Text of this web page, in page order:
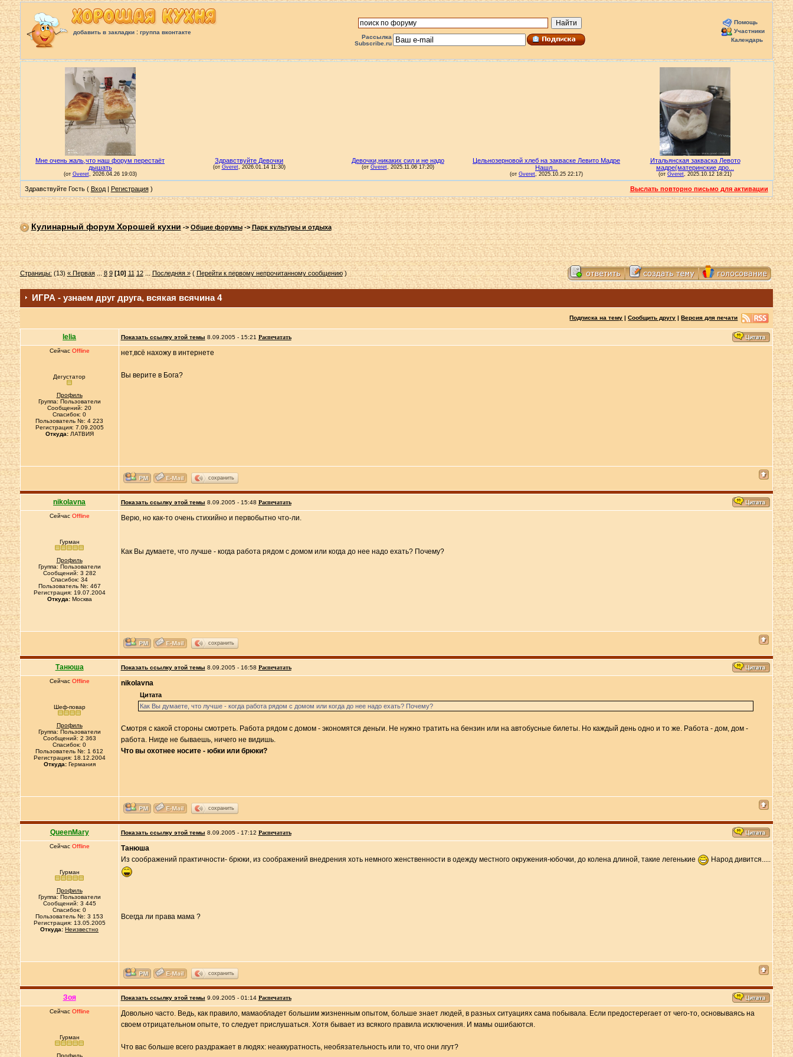
добавить в закладки: группа вконтакте
Рассылка
Subscribe.ru
Помощь
Участники
Календарь
Здравствуйте Гость ( Вход| Регистрация) Выслать повторно письмо для активации
Кулинарный форум Хорошей кухни->Общие форумы-> Парк культуры и отдыха
Страницы:(13)« Первая...8 9 [10] 11 12...Последняя »(Перейти к первому непрочитанному сообщению)
ИГРА - узнаем друг друга, всякая всячина 4
Подписка на тему |Сообщить другу |Версия для печати
lelia Показать ссылку этой темы 8.09.2005 - 15:21 Распечатать
Сейчас Offline
Дегустатор
Профиль
Группа: Пользователи
Сообщений: 20
Спасибок: 0
Пользователь №: 4 223
Регистрация: 7.09.2005
Откуда:ЛАТВИЯ
нет,всё нахожу в интернете
Вы верите в Бога?
сохранить
nikolavna Показать ссылку этой темы 8.09.2005 - 15:48 Распечатать
Сейчас Offline
Гурман
Профиль
Группа: Пользователи
Сообщений: 3 282
Спасибок: 34
Пользователь №: 467
Регистрация: 19.07.2004
Откуда:Москва
Верю, но как-то очень стихийно и первобытно что-ли.
Как Вы думаете, что лучше - когда работа рядом с домом или когда до нее надо ехать? Почему?
сохранить
Танюша Показать ссылку этой темы 8.09.2005 - 16:58 Распечатать
Сейчас Offline
Шеф-повар
Профиль
Группа: Пользователи
Сообщений: 2 363
Спасибок: 0
Пользователь №: 1 612
Регистрация: 18.12.2004
Откуда:Германия
nikolavna
Цитата
Как Вы думаете, что лучше - когда работа рядом с домом или когда до нее надо ехать? Почему?
Смотря с какой стороны смотреть. Работа рядом с домом - экономятся деньги. Не нужно тратить на бензин или на автобусные билеты. Но каждый день одно и то же. Работа - дом, дом -
работа. Нигде не бываешь, ничего не видишь.
Что вы охотнее носите - юбки или брюки?
сохранить
QueenMary Показать ссылку этой темы 8.09.2005 - 17:12 Распечатать
Сейчас Offline
Гурман
Профиль
Группа: Пользователи
Сообщений: 3 445
Спасибок: 0
Пользователь №: 3 153
Регистрация: 13.05.2005
Откуда: Неизвестно
Танюша
Из соображений практичности- брюки, из соображений внедрения хоть немного женственности в одежду местного окружения-юбочки, до колена длиной, такие легенькие
Народ дивится.....
Всегда ли права мама ?
сохранить
Зоя Показать ссылку этой темы 9.09.2005 - 01:14 Распечатать
Сейчас Offline
Гурман
Профиль
Довольно часто. Ведь, как правило, мамаобладет большим жизненным опытом, больше знает людей, в разных ситуациях сама побывала. Если предостерегает от чего-то, основываясь на
своем отрицательном опыте, то следует прислушаться. Хотя бывает из всякого правила исключения. И мамы ошибаются.
Что вас больше всего раздражает в людях: неаккуратность, необязательность или то, что они лгут?